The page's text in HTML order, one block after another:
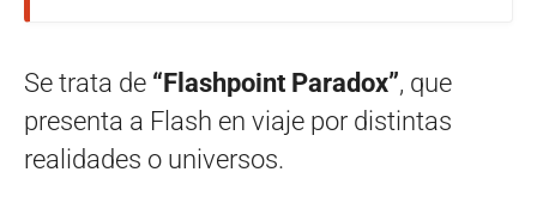
Se trata de “Flashpoint Paradox”, que
presenta a Flash en viaje por distintas
realidades o universos.